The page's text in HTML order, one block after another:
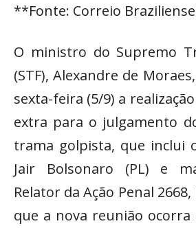
**Fonte: Correio
O ministro do Supremo
(STF), Alexandre de
sexta-feira (5/9) a
extra para o julgamento
trama golpista, que inclui
Jair Bolsonaro (PL) e
Relator da Ação Penal
que a nova reunião